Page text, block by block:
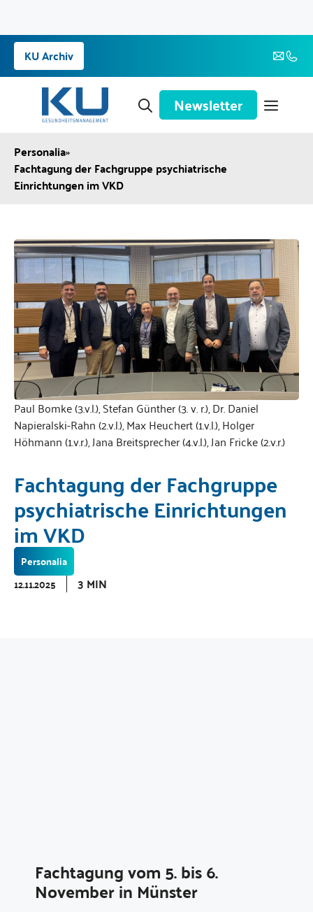
Zum
Inhalt
springen
KU Archiv
Newsletter
Personalia»
Fachtagung der Fachgruppe psychiatrische
Einrichtungen im VKD
Paul Bomke (3.v.l.), Stefan Günther (3. v. r.), Dr. Daniel
Napieralski-Rahn (2.v.l.), Max Heuchert (1.v.l.), Holger
Höhmann (1.v.r.), Jana Breitsprecher (4.v.l.), Jan Fricke (2.v.r.)
Fachtagung der Fachgruppe
psychiatrische Einrichtungen
im VKD
Personalia
12.11.2025
3 MIN
Fachtagung vom 5. bis 6.
November in Münster